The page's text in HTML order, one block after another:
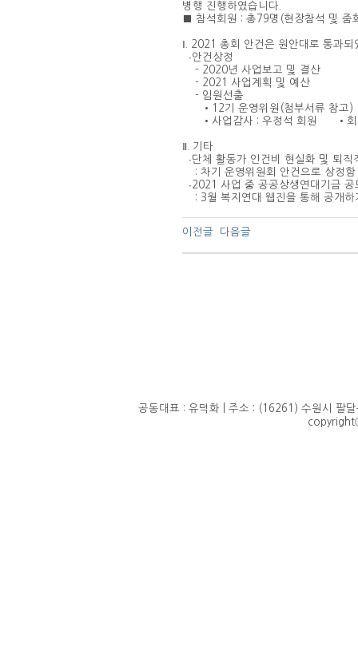
병행 진행하였습니다.
■ 참석회원 : 총79명(현장참석 및
Ⅰ. 2021 총회 안건은 원안대로 통과되
∙안건상정
- 2020년 사업보고 및 결산
- 2021 사업계획 및 예산
- 임원선출
•12기 운영위원(첨부서류 참고)
•사업감사 : 우정석 회원 •회
Ⅱ. 기타
∙단체 활동가 인건비 현실화 및 퇴
: 차기 운영위원회 안건으로 상정함
∙2021 사업 중 공공상생연대기금
: 3월 복지연대 웹진을 통해 공개하
이전글 다음글
공동대표 : 유덕화 | 주소 : (16261) 수원시 팔